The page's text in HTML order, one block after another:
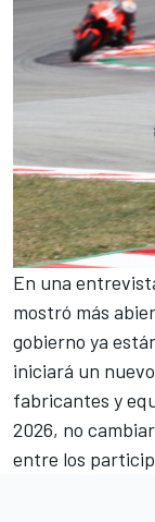
En una
mostró más
gobierno ya
iniciará un
fabricantes y
2026, no
entre los